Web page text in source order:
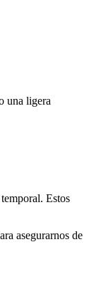
una ligera
Estos
asegurarnos de